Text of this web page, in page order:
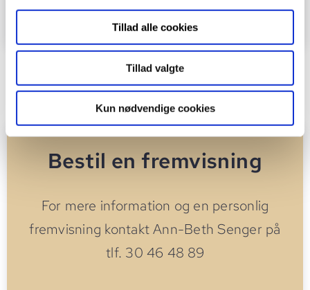
Tillad alle cookies
Tillad valgte
Kun nødvendige cookies
Gå tilbage til boligoversigten
Bestil en fremvisning
For mere information og en personlig
fremvisning kontakt Ann-Beth Senger på
tlf. 30 46 48 89